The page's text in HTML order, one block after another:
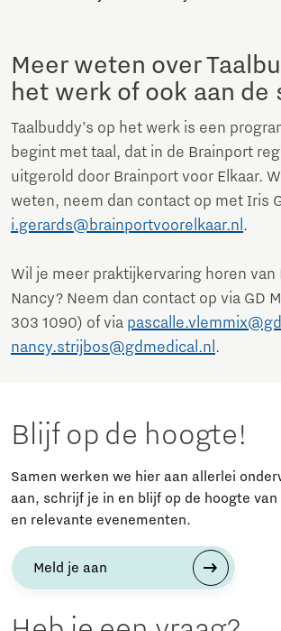
Meer weten over
het werk of ook aan de
Taalbuddy’s op het werk is een
begint met taal, dat in de Brainport
uitgerold door Brainport voor Elkaar.
weten, neem dan contact op met Iris
i.gerards@brainportvoorelkaar.nl.
Wil je meer praktijkervaring horen van
Nancy? Neem dan contact op via GD
303 1090) of via
nancy.strijbos@gdmedical.nl.
Blijf op de hoogte!
Samen werken we hier aan allerlei
aan, schrijf je in en blijf op de hoogte
en relevante evenementen.
Meld je aan